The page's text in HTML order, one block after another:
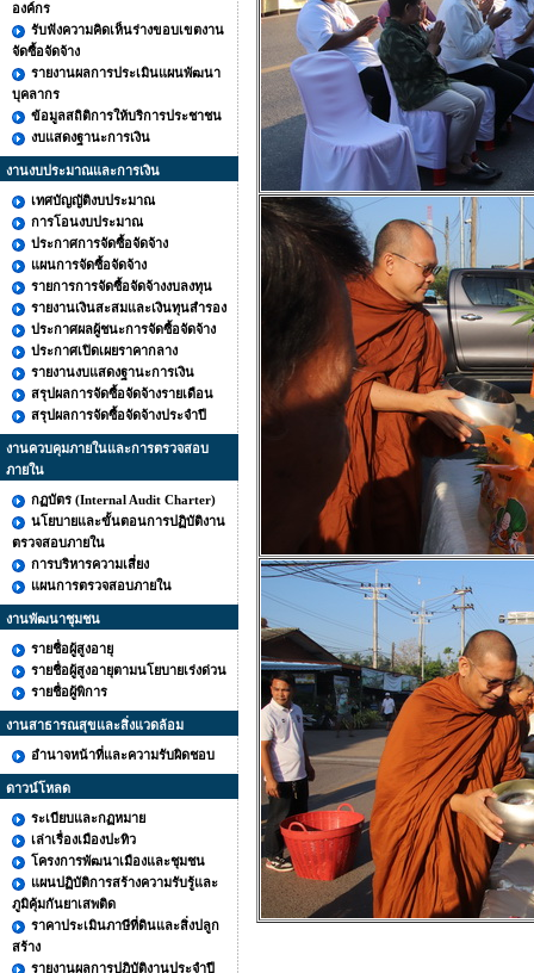
องค์กร
รับฟังความคิดเห็นร่างขอบเขตงาน
จัดซื้อจัดจ้าง
รายงานผลการประเมินแผนพัฒนา
บุคลากร
ข้อมูลสถิติการให้บริการประชาชน
งบแสดงฐานะการเงิน
งานงบประมาณและการเงิน
เทศบัญญัติงบประมาณ
การโอนงบประมาณ
ประกาศการจัดซื้อจัดจ้าง
แผนการจัดซื้อจัดจ้าง
รายการการจัดซื้อจัดจ้างงบลงทุน
รายงานเงินสะสมและเงินทุนสำรอง
ประกาศผลผู้ชนะการจัดซื้อจัดจ้าง
ประกาศเปิดเผยราคากลาง
รายงานงบแสดงฐานะการเงิน
สรุปผลการจัดซื้อจัดจ้างรายเดือน
สรุปผลการจัดซื้อจัดจ้างประจำปี
งานควบคุมภายในและการตรวจสอบ
ภายใน
กฏบัตร (Internal Audit Charter)
นโยบายและขั้นตอนการปฏิบัติงาน
ตรวจสอบภายใน
การบริหารความเสี่ยง
แผนการตรวจสอบภายใน
งานพัฒนาชุมชน
รายชื่อผู้สูงอายุ
รายชื่อผู้สูงอายุตามนโยบายเร่งด่วน
รายชื่อผู้พิการ
งานสาธารณสุขและสิ่งแวดล้อม
อำนาจหน้าที่และความรับผิดชอบ
ดาวน์โหลด
ระเบียบและกฏหมาย
เล่าเรื่องเมืองปะทิว
โครงการพัฒนาเมืองและชุมชน
แผนปฏิบัติการสร้างความรับรู้และ
ภูมิคุ้มกันยาเสพติด
ราคาประเมินภาษีที่ดินและสิ่งปลูก
สร้าง
รายงานผลการปฎิบัติงานประจำปี